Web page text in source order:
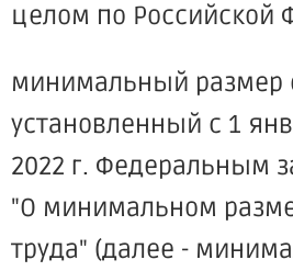
целом по Российской
минимальный размер
установленный с 1
2022 г. Федеральным
"О минимальном
труда" (далее -